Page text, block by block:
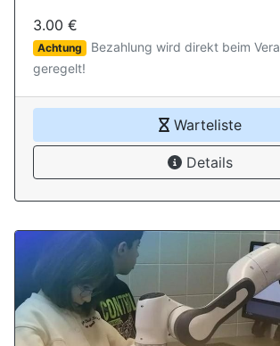
3.00 €
Achtung
Bezahlung wird direkt beim
geregelt!
Warteliste
Details